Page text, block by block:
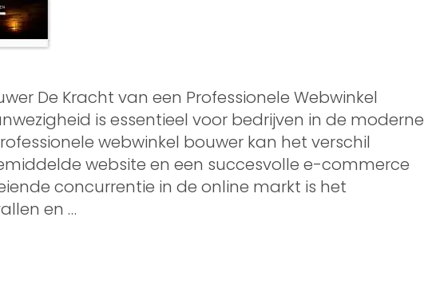
De Kracht van een Professionele Webwinkel
is essentieel voor bedrijven in de moderne
webwinkel bouwer kan het verschil
website en een succesvolle e-commerce
concurrentie in de online markt is het
en …